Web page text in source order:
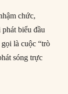
chức,
biểu đầu
là cuộc “trò
sóng trực